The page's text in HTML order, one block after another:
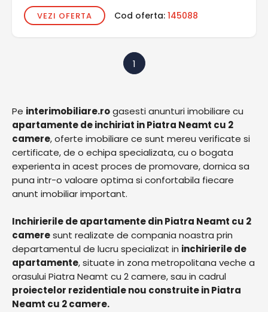
VEZI OFERTA
Cod oferta: 145088
1
Pe interimobiliare.rogasesti anunturi imobiliare cu
apartamente de inchiriat in Piatra Neamt cu 2
camere, oferte imobiliare ce sunt mereu verificate si
certificate, de o echipa specializata, cu o bogata
experienta in acest proces de promovare, dornica sa
puna intr-o valoare optima si confortabila fiecare
anunt imobiliar important.
Inchirierile de apartamente din Piatra Neamt cu 2
cameresunt realizate de compania noastra prin
departamentul de lucru specializat in inchirierile de
apartamente, situate in zona metropolitana veche a
orasului Piatra Neamt cu 2 camere, sau in cadrul
proiectelor rezidentiale nou construite in Piatra
Neamt cu 2 camere.